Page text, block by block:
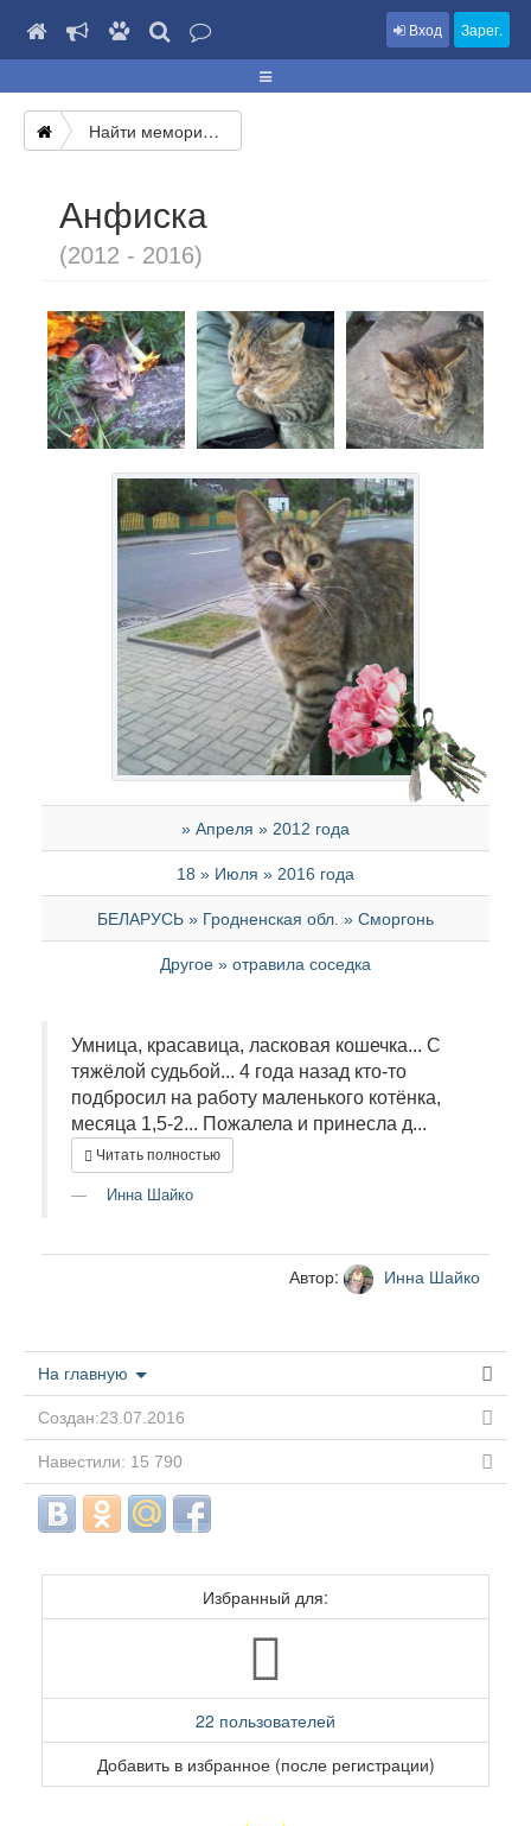
Вход Зарег.
Найти мемориал
Анфиска
(2012 - 2016)
» Апреля » 2012 года
18 » Июля » 2016 года
БЕЛАРУСЬ » Гродненская обл. » Сморгонь
Другое » отравила соседка
Умница, красавица, ласковая кошечка... С
тяжёлой судьбой... 4 года назад кто-то
подбросил на работу маленького котёнка,
месяца 1,5-2... Пожалела и принесла д...
Читать полностью
Инна Шайко
Автор: Инна Шайко
На главную
Создан:23.07.2016
Навестили: 15 790
Избранный для:
22 пользователей
Добавить в избранное (после регистрации)